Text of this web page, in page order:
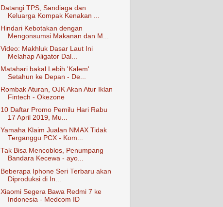
Datangi TPS, Sandiaga dan
Keluarga Kompak Kenakan ...
Hindari Kebotakan dengan
Mengonsumsi Makanan dan M...
Video: Makhluk Dasar Laut Ini
Melahap Aligator Dal...
Matahari bakal Lebih 'Kalem'
Setahun ke Depan - De...
Rombak Aturan, OJK Akan Atur Iklan
Fintech - Okezone
10 Daftar Promo Pemilu Hari Rabu
17 April 2019, Mu...
Yamaha Klaim Jualan NMAX Tidak
Terganggu PCX - Kom...
Tak Bisa Mencoblos, Penumpang
Bandara Kecewa - ayo...
Beberapa Iphone Seri Terbaru akan
Diproduksi di In...
Xiaomi Segera Bawa Redmi 7 ke
Indonesia - Medcom ID